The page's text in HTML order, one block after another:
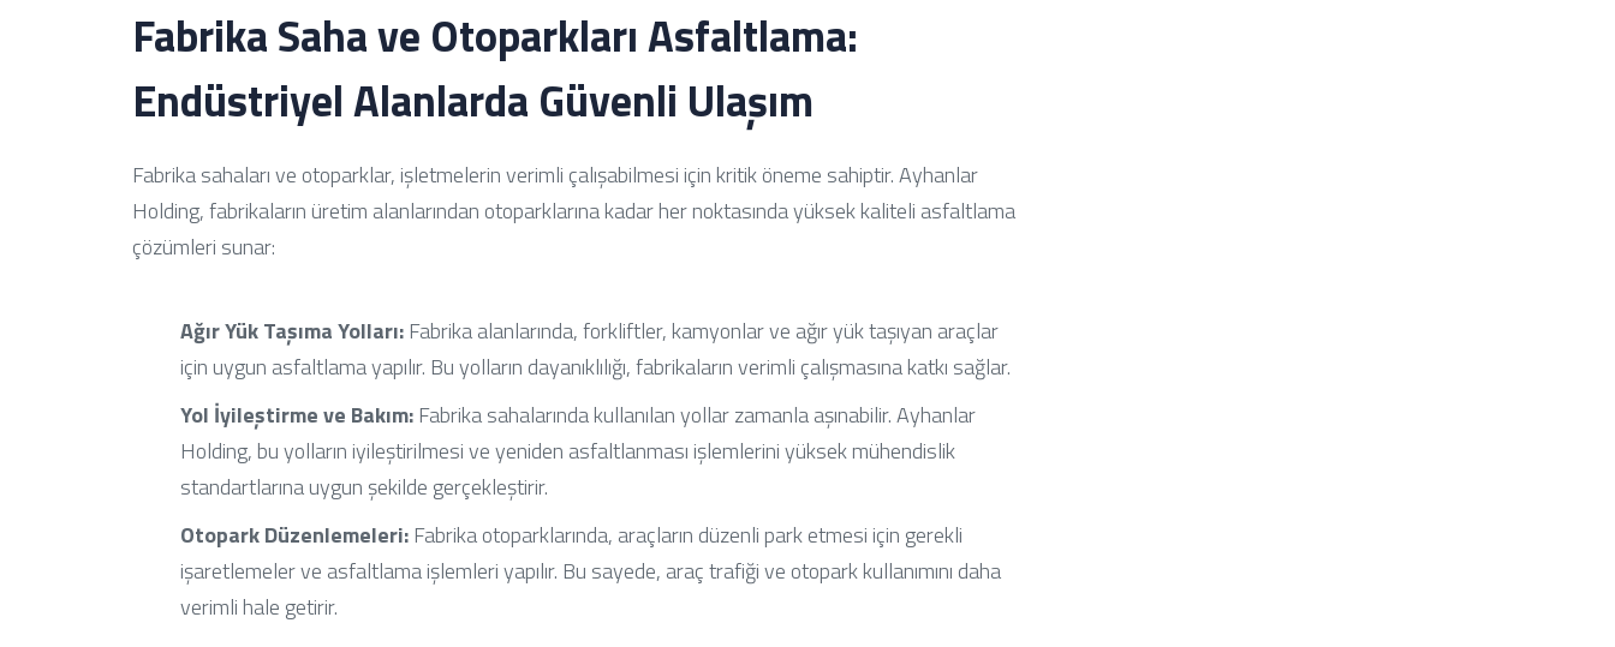
Fabrika Saha ve Otoparkları Asfaltlama:
Endüstriyel Alanlarda Güvenli Ulaşım
Fabrika sahaları ve otoparklar, işletmelerin verimli çalışabilmesi için kritik öneme sahiptir. Ayhanlar
Holding, fabrikaların üretim alanlarından otoparklarına kadar her noktasında yüksek kaliteli asfaltlama
çözümleri sunar:
Ağır Yük Taşıma Yolları:Fabrika alanlarında, forkliftler, kamyonlar ve ağır yük taşıyan araçlar
için uygun asfaltlama yapılır. Bu yolların dayanıklılığı, fabrikaların verimli çalışmasına katkı sağlar.
Yol İyileştirme ve Bakım:Fabrika sahalarında kullanılan yollar zamanla aşınabilir. Ayhanlar
Holding, bu yolların iyileştirilmesi ve yeniden asfaltlanması işlemlerini yüksek mühendislik
standartlarına uygun şekilde gerçekleştirir.
Otopark Düzenlemeleri:Fabrika otoparklarında, araçların düzenli park etmesi için gerekli
işaretlemeler ve asfaltlama işlemleri yapılır. Bu sayede, araç trafiği ve otopark kullanımını daha
verimli hale getirir.